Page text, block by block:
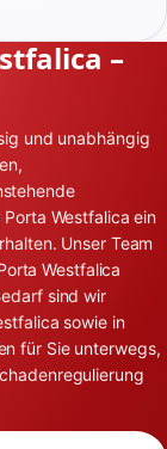
–
und unabhängig
Westfalica ein
Unser Team
Westfalica
sind wir
sowie in
für Sie unterwegs,